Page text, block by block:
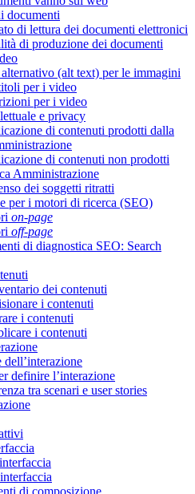
documenti
di lettura dei documenti elettronici
di produzione dei documenti
(alt text) per le immagini
per i video
per i video
e privacy
di contenuti prodotti dalla
di contenuti non prodotti
Amministrazione
dei soggetti ritratti
per i motori di ricerca (SEO)
on-page
off-page
di diagnostica SEO: Search
dei contenuti
i contenuti
i contenuti
i contenuti
dell’interazione
definire l’interazione
tra scenari e user stories
di composizione